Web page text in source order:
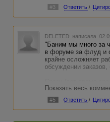
#3 Ответить /
DELETED написала
"Баним мы много за
в форуме за флуд и
крайне осложняет
обсуждении заказов,
количество жалоб
“возможно
Интервью с
Показать весь
#5 Ответить /